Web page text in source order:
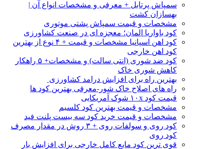
سمپاش پرتابل + معرفی و مشخصات انواع آن |
بهسازان کشت
مشخصات و قیمت سمپاش پشتی موتوری
کود باواریا المان؛ معجزه ای در صنعت کشاورزی
کود اهن اسپانیا مشخصات و قیمت + ۴ نوع از بهترین
کود اهن خارجی
کود ضد شوری (انتی سالت) و مشخصات+ ۵ راهکار
کاهش شوری خاک
بهترین راه برای افزایش درامد کشاورزی
راه های اصلاح خاک شور-معرفی بهترین کود ها
قیمت کود ۱۰x شوک آمریکایی
مشخصات و قیمت بهترین کود کلسیم
مشخصات و قیمت خرید کود سه بیست پلنت فید
کود روی و سولفات روی + ۳ روش در مقدار مصرف
کود روی
قوی ترین کود مایع کامل خارجی برای افزایش بار